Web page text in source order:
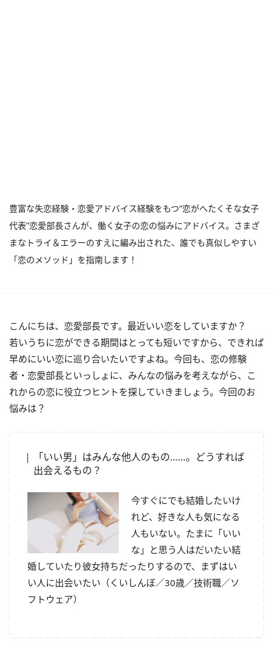
豊富な失恋経験・恋愛アドバイス経験をもつ“恋がへたくそな女子
代表”恋愛部長さんが、働く女子の恋の悩みにアドバイス。さまざ
まなトライ＆エラーのすえに編み出された、誰でも真似しやすい
「恋のメソッド」を指南します！
こんにちは、恋愛部長です。最近いい恋をしていますか？
若いうちに恋ができる期間はとっても短いですから、できれば
早めにいい恋に巡り合いたいですよね。今回も、恋の修験
者・恋愛部長といっしょに、みんなの悩みを考えながら、こ
れからの恋に役立つヒントを探していきましょう。今回のお
悩みは？
「いい男」はみんな他人のもの……。どうすれば
出会えるもの？
今すぐにでも結婚したいけ
れど、好きな人も気になる
人もいない。たまに「いい
な」と思う人はだいたい結
婚していたり彼女持ちだったりするので、まずはい
い人に出会いたい（くいしんぼ／30歳／技術職／ソ
フトウェア）